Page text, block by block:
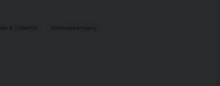
& Tillbehör Sommarkampanj